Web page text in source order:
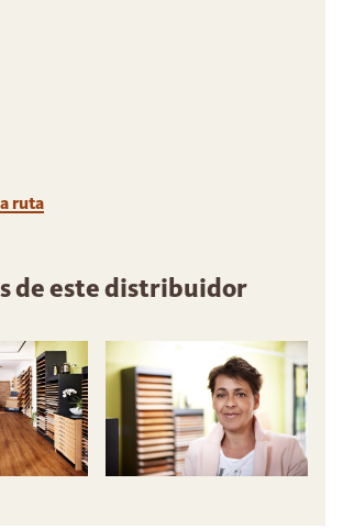
ruta
de este distribuidor